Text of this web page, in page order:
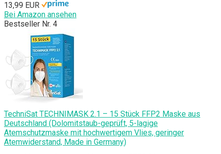
13,99 EUR
Bei Amazon ansehen
Bestseller Nr. 4
TechniSat TECHNIMASK 2.1 – 15 Stück FFP2 Maske aus
Deutschland (Dolomitstaub-geprüft, 5-lagige
Atemschutzmaske mit hochwertigem Vlies, geringer
Atemwiderstand, Made in Germany)